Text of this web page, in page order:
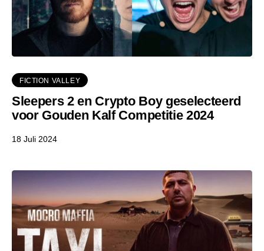
FICTION VALLEY
Sleepers 2 en Crypto Boy geselecteerd
voor Gouden Kalf Competitie 2024
18 Juli 2024